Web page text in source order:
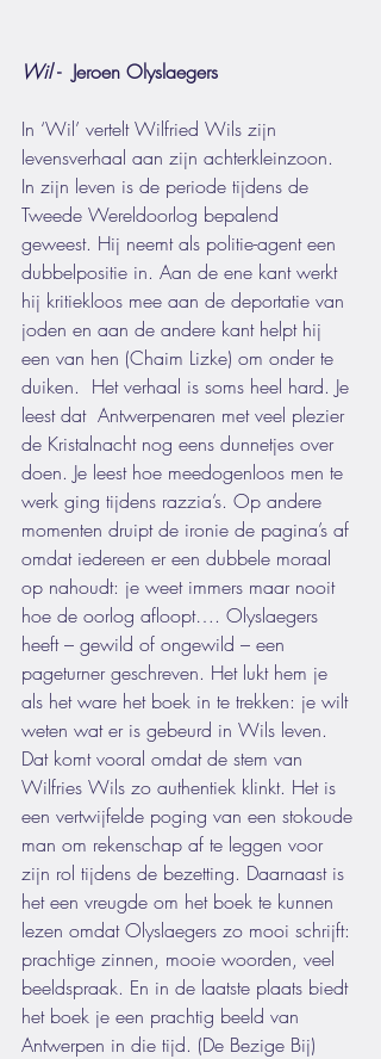
Wil -  Jeroen Olyslaegers
In ‘Wil’ vertelt Wilfried Wils zijn
levensverhaal aan zijn achterkleinzoon.
In zijn leven is de periode tijdens de
Tweede Wereldoorlog bepalend
geweest. Hij neemt als politie-agent een
dubbelpositie in. Aan de ene kant werkt
hij kritiekloos mee aan de deportatie van
joden en aan de andere kant helpt hij
een van hen (Chaim Lizke) om onder te
duiken.  Het verhaal is soms heel hard. Je
leest dat  Antwerpenaren met veel plezier
de Kristalnacht nog eens dunnetjes over
doen. Je leest hoe meedogenloos men te
werk ging tijdens razzia’s. Op andere
momenten druipt de ironie de pagina’s af
omdat iedereen er een dubbele moraal
op nahoudt: je weet immers maar nooit
hoe de oorlog afloopt…. Olyslaegers
heeft – gewild of ongewild – een
pageturner geschreven. Het lukt hem je
als het ware het boek in te trekken: je wilt
weten wat er is gebeurd in Wils leven.
Dat komt vooral omdat de stem van
Wilfries Wils zo authentiek klinkt. Het is
een vertwijfelde poging van een stokoude
man om rekenschap af te leggen voor
zijn rol tijdens de bezetting. Daarnaast is
het een vreugde om het boek te kunnen
lezen omdat Olyslaegers zo mooi schrijft:
prachtige zinnen, mooie woorden, veel
beeldspraak. En in de laatste plaats biedt
het boek je een prachtig beeld van
Antwerpen in die tijd. (De Bezige Bij)